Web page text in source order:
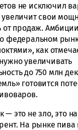
не исключил
увеличит свои
от продаж.
федеральном
как
увеличивать
до 750 млн
готовится
это не зло, это
На рынке пива